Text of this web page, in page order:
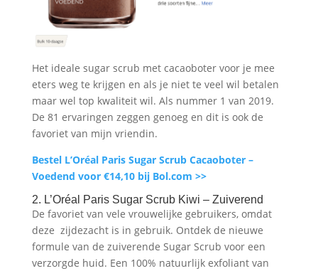
Het ideale sugar scrub met cacaoboter voor je mee
eters weg te krijgen en als je niet te veel wil betalen
maar wel top kwaliteit wil. Als nummer 1 van 2019.
De 81 ervaringen zeggen genoeg en dit is ook de
favoriet van mijn vriendin.
Bestel L’Oréal Paris Sugar Scrub Cacaoboter –
Voedend voor €14,10 bij Bol.com >>
2. L’Oréal Paris Sugar Scrub Kiwi – Zuiverend
De favoriet van vele vrouwelijke gebruikers, omdat
deze zijdezacht is in gebruik. Ontdek de nieuwe
formule van de zuiverende Sugar Scrub voor een
verzorgde huid. Een 100% natuurlijk exfoliant van